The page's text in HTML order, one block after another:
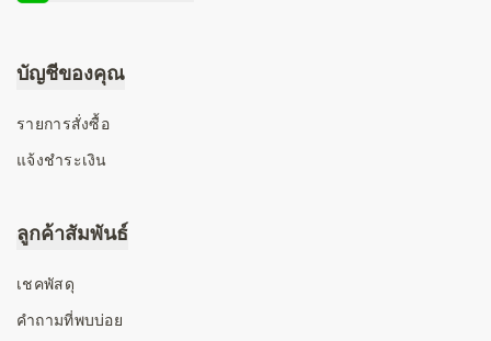
บัญชีของคุณ
รายการสั่งซื้อ
แจ้งชำระเงิน
ลูกค้าสัมพันธ์
เชคพัสดุ
คำถามที่พบบ่อย